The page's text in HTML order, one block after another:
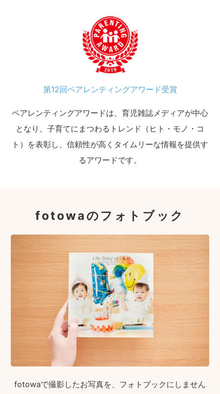
第12回ペアレンティングアワード受賞
ペアレンティングアワードは、育児雑誌メディアが中心
となり、子育てにまつわるトレンド（ヒト・モノ・コ
ト）を表彰し、信頼性が高くタイムリーな情報を提供す
るアワードです。
fotowaのフォトブック
fotowaで撮影したお写真を、フォトブックにしません